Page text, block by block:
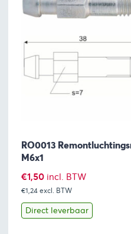
RO0013
M6x1
€1,50 incl. BTW
€1,24 excl. BTW
Direct leverbaar